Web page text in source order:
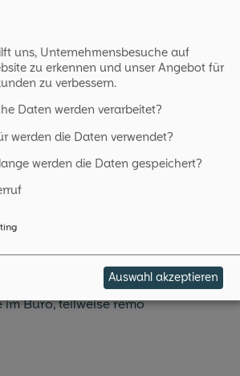
Beiträge
richtig umsetzen -
Prozesse
scheint die Umsetzung von
einfach: Mitarbeitende
im Büro, teilweise remo
uns, Unternehmensbesuche auf
zu erkennen und unser Angebot für
zu verbessern.
Daten werden verarbeitet?
werden die Daten verwendet?
werden die Daten gespeichert?
Auswahl akzeptieren